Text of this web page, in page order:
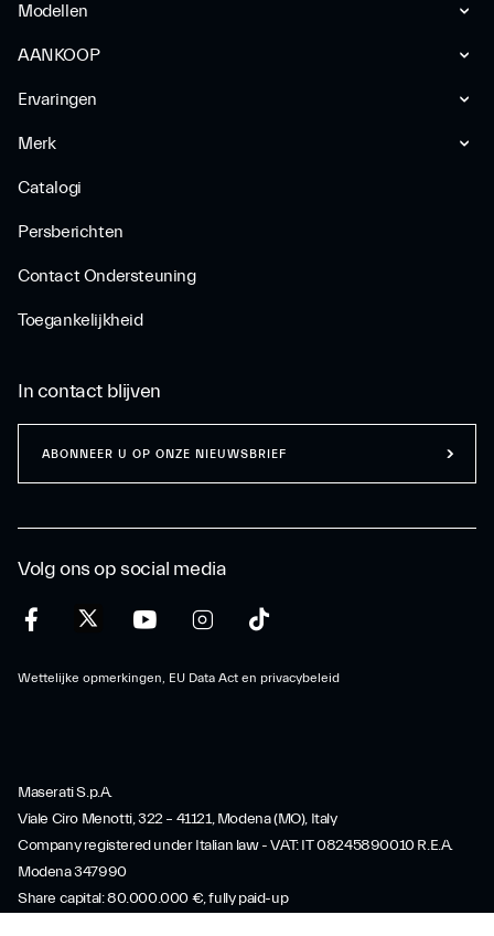
Modellen
AANKOOP
Ervaringen
Merk
Catalogi
Persberichten
Contact Ondersteuning
Toegankelijkheid
Volg ons op social media
Wettelijke opmerkingen, EU Data Act en privacybeleid
In contact blijven
ABONNEER U OP ONZE NIEUWSBRIEF
Maserati S.p.A.
Viale Ciro Menotti, 322 – 41121, Modena (MO), Italy
Company registered under Italian law - VAT: IT 08245890010 R.E.A.
Modena 347990
Share capital: 80.000.000 €, fully paid-up